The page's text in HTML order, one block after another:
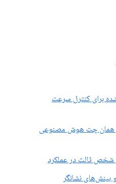
برای کنترل سرعت
همان چت هوش مصنوعی
ثالث در عملکرد
بینش‌های نشانگر